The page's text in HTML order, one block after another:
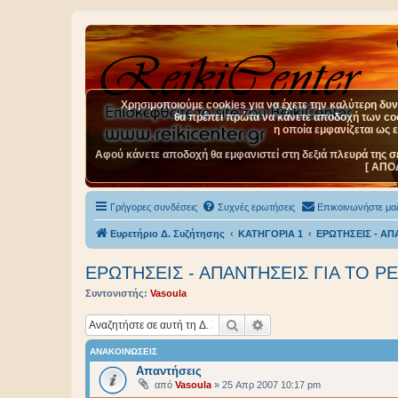
Γρήγορες συνδέσεις Συχνές ερωτήσεις Επικοινωνήστε
Ευρετήριο Δ. Συζήτησης ΚΑΤΗΓΟΡΙΑ 1 ΕΡΩΤΗΣΕΙΣ -
ΕΡΩΤΗΣΕΙΣ - ΑΠΑΝΤΗΣΕΙΣ ΓΙΑ ΤΟ
Συντονιστής: Vasoula
Αναζήτηση
ΑΝΑΚΟΙΝΏΣΕΙΣ
Aπαντήσεις
από Vasoula » 25 Απρ 2007 10:17 pm
Χρησιμοποιούμε cookies για να έχετε την καλύτερη
θα πρέπει πρώτα να κάνετε αποδοχή των
η οποία εμφανίζεται ως
Αφού κάνετε αποδοχή θα εμφανιστεί στη δεξιά πλευρά
[